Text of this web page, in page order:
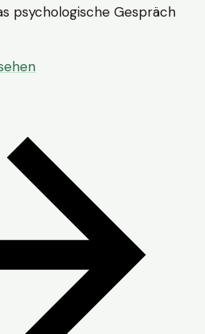
psychologische Gespräch